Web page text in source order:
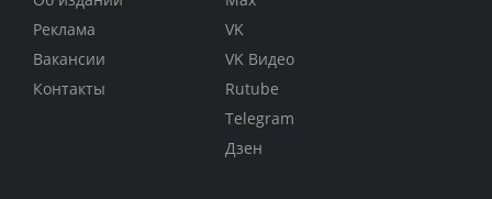
Реклама
Вакансии
Контакты
VK
VK Видео
Rutube
Telegram
Дзен